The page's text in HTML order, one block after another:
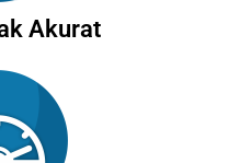
Akurat